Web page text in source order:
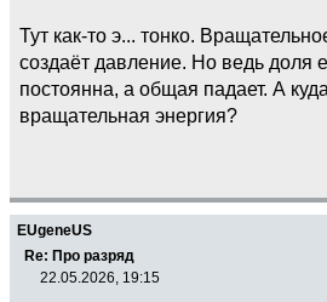
Тут как-то э... тонко.
создаёт давление. Но ведь доля
постоянна, а общая падает. А
вращательная энергия?
EUgeneUS
Re: Про разряд
22.05.2026, 19:15